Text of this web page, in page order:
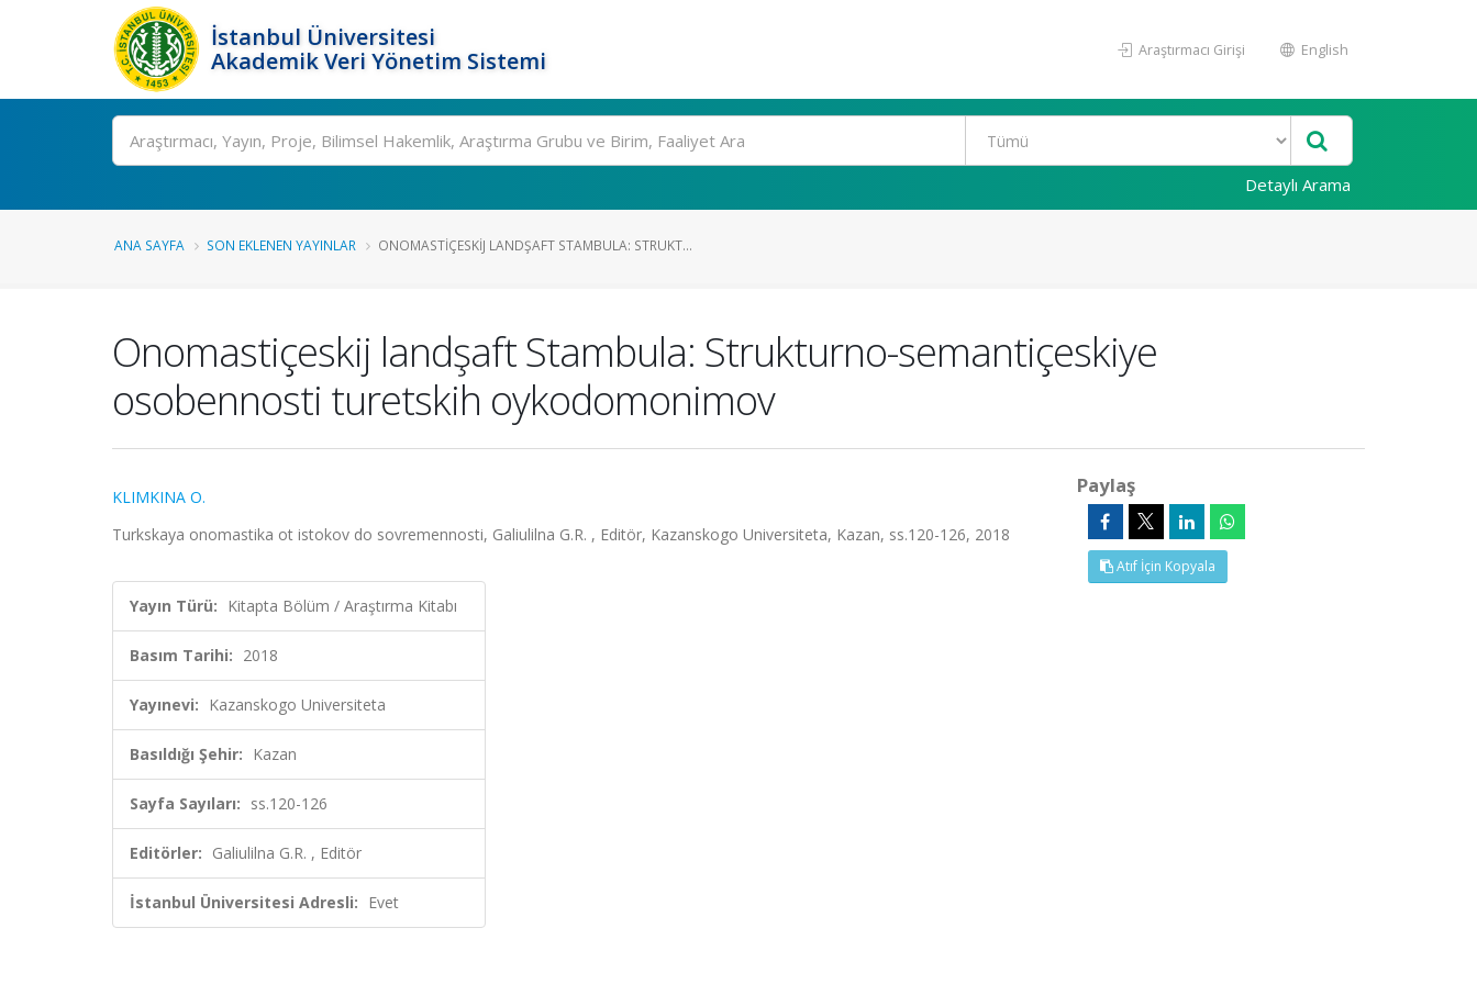
İstanbul Üniversitesi
Akademik Veri Yönetim Sistemi
Araştırmacı Girişi English
Ara
Detaylı Arama
ANA SAYFA SON EKLENEN YAYINLAR ONOMASTIÇESKIJ LANDŞAFT STAMBULA: STRUKT...
Onomastiçeskij landşaft Stambula: Strukturno-semantiçeskiye
osobennosti turetskih oykodomonimov
KLIMKINA O.
Turkskaya onomastika ot istokov do sovremennosti, Galiulilna G.R. , Editör, Kazanskogo Universiteta, Kazan, ss.120-126, 2018
Yayın Türü: Kitapta Bölüm / Araştırma Kitabı
Basım Tarihi: 2018
Yayınevi: Kazanskogo Universiteta
Basıldığı Şehir: Kazan
Sayfa Sayıları: ss.120-126
Editörler: Galiulilna G.R. , Editör
İstanbul Üniversitesi Adresli: Evet
Paylaş
Atıf İçin Kopyala